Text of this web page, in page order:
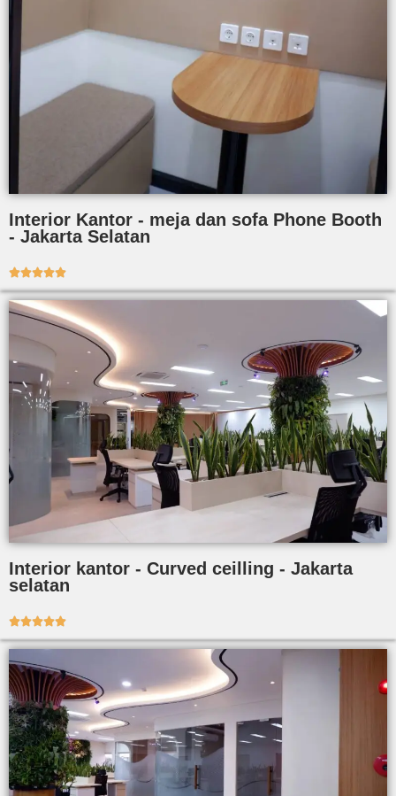
Interior Kantor - meja dan sofa Phone Booth
- Jakarta Selatan

Interior kantor - Curved ceilling - Jakarta
selatan
